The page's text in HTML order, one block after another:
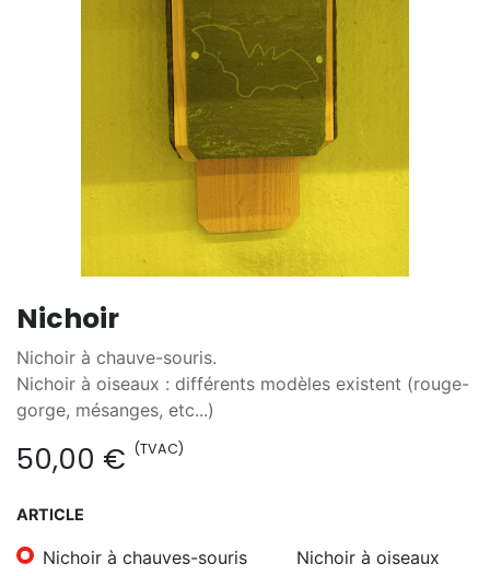
Nichoir
Nichoir à chauve-souris.
Nichoir à oiseaux : différents modèles existent (rouge-
gorge, mésanges, etc...)
50,00 € (TVAC)
ARTICLE
Nichoir à chauves-souris Nichoir à oiseaux